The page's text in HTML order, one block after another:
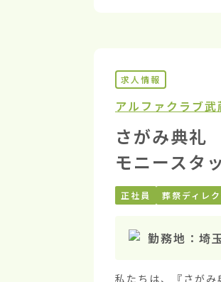
求人情報
アルファクラブ
さがみ典礼
モニースタ
正社員 葬祭ディレ
勤務地： 埼
私たちは、『さが